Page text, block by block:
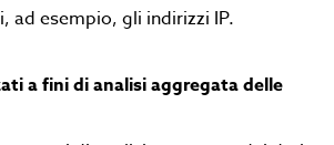
ad esempio, gli indirizzi IP.
a fini di analisi aggregata delle